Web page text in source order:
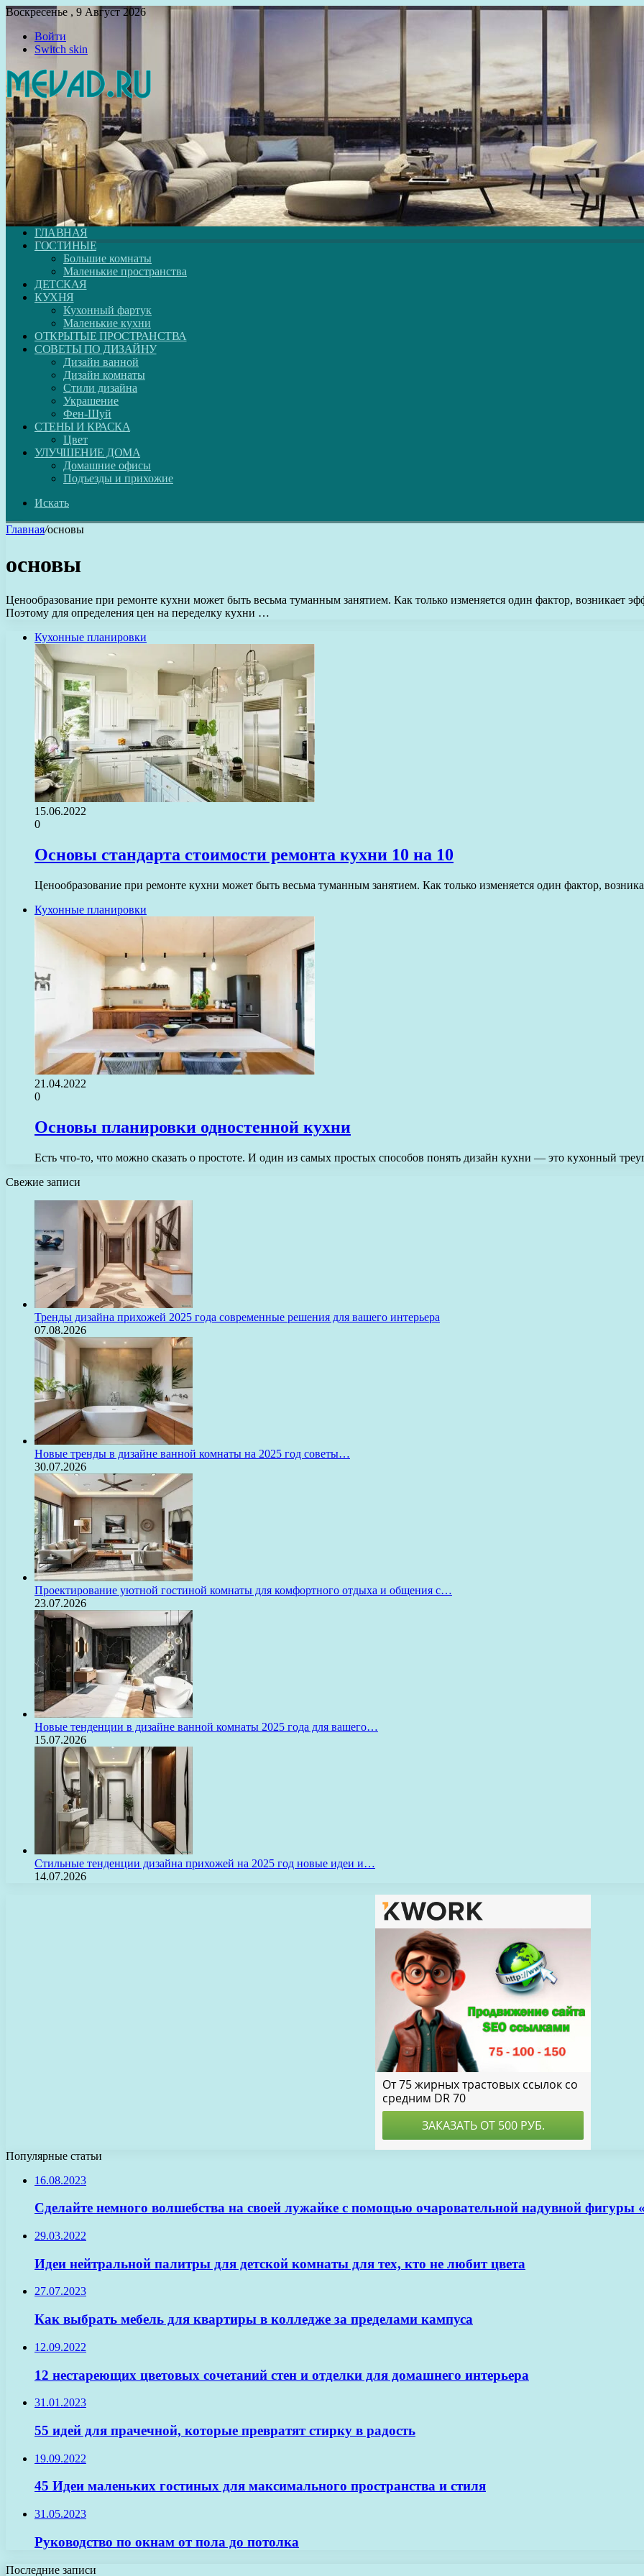
Воскресенье , 9 Август 2026
Войти
Switch skin
ГЛАВНАЯ
ГОСТИНЫЕ
Большие комнаты
Маленькие пространства
ДЕТСКАЯ
КУХНЯ
Кухонный фартук
Маленькие кухни
ОТКРЫТЫЕ ПРОСТРАНСТВА
СОВЕТЫ ПО ДИЗАЙНУ
Дизайн ванной
Дизайн комнаты
Стили дизайна
Украшение
Фен-Шуй
СТЕНЫ И КРАСКА
Цвет
УЛУЧШЕНИЕ ДОМА
Домашние офисы
Подъезды и прихожие
Искать
Главная/основы
основы
Ценообразование при ремонте кухни может быть весьма туманным занятием. Как только изменяется один фактор, возникает
Поэтому для определения цен на переделку кухни …
Кухонные планировки
15.06.2022
0
Основы стандарта стоимости ремонта кухни 10 на 10
Ценообразование при ремонте кухни может быть весьма туманным занятием. Как только изменяется один фактор,
Кухонные планировки
21.04.2022
0
Основы планировки одностенной кухни
Есть что-то, что можно сказать о простоте. И один из самых простых способов понять дизайн кухни — это кухонный
Свежие записи
Тренды дизайна прихожей 2025 года современные решения для вашего интерьера
07.08.2026
Новые тренды в дизайне ванной комнаты на 2025 год советы…
30.07.2026
Проектирование уютной гостиной комнаты для комфортного отдыха и общения с…
23.07.2026
Новые тенденции в дизайне ванной комнаты 2025 года для вашего…
15.07.2026
Стильные тенденции дизайна прихожей на 2025 год новые идеи и…
14.07.2026
Популярные статьи
16.08.2023
Сделайте немного волшебства на своей лужайке с помощью очаровательной надувной фигуры
29.03.2022
Идеи нейтральной палитры для детской комнаты для тех, кто не любит цвета
27.07.2023
Как выбрать мебель для квартиры в колледже за пределами кампуса
12.09.2022
12 нестареющих цветовых сочетаний стен и отделки для домашнего интерьера
31.01.2023
55 идей для прачечной, которые превратят стирку в радость
19.09.2022
45 Идеи маленьких гостиных для максимального пространства и стиля
31.05.2023
Руководство по окнам от пола до потолка
Последние записи